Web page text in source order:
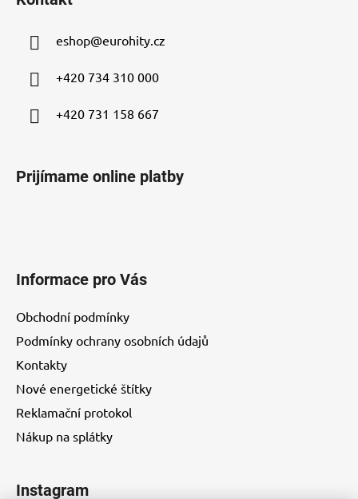
eshop@eurohity.cz
+420 734 310 000
+420 731 158 667
Prijímame online platby
Informace pro Vás
Obchodní podmínky
Podmínky ochrany osobních údajů
Kontakty
Nové energetické štítky
Reklamační protokol
Nákup na splátky
Instagram